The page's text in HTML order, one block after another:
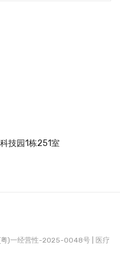
技园1栋251室
粤)一经营性-2025-0048号 |
医疗